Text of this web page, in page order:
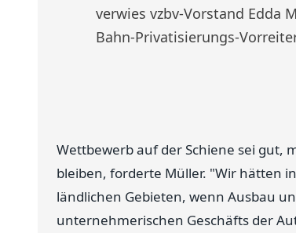
verwies vzbv-Vorstand Edda
Bahn-Privatisierungs-
Wettbewerb auf der Schiene sei gut,
bleiben, forderte Müller. "Wir hätten
ländlichen Gebieten, wenn Ausbau
unternehmerischen Geschäfts der